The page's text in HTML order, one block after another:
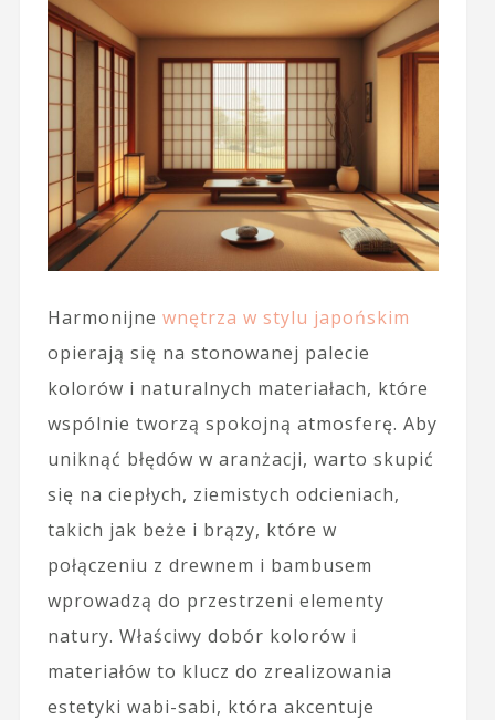
Harmonijne wnętrza w stylu japońskim
opierają się na stonowanej palecie
kolorów i naturalnych materiałach, które
wspólnie tworzą spokojną atmosferę. Aby
uniknąć błędów w aranżacji, warto skupić
się na ciepłych, ziemistych odcieniach,
takich jak beże i brązy, które w
połączeniu z drewnem i bambusem
wprowadzą do przestrzeni elementy
natury. Właściwy dobór kolorów i
materiałów to klucz do zrealizowania
estetyki wabi-sabi, która akcentuje